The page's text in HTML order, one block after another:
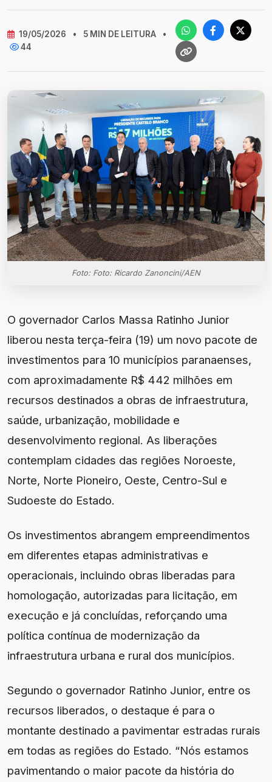
19/05/2026 • 5 MIN DE LEITURA
•
44
Foto: Foto: Ricardo Zanoncini/AEN
O governador Carlos Massa Ratinho Junior
liberou nesta terça-feira (19) um novo pacote de
investimentos para 10 municípios paranaenses,
com aproximadamente R$ 442 milhões em
recursos destinados a obras de infraestrutura,
saúde, urbanização, mobilidade e
desenvolvimento regional. As liberações
contemplam cidades das regiões Noroeste,
Norte, Norte Pioneiro, Oeste, Centro-Sul e
Sudoeste do Estado.
Os investimentos abrangem empreendimentos
em diferentes etapas administrativas e
operacionais, incluindo obras liberadas para
homologação, autorizadas para licitação, em
execução e já concluídas, reforçando uma
política contínua de modernização da
infraestrutura urbana e rural dos municípios.
Segundo o governador Ratinho Junior, entre os
recursos liberados, o destaque é para o
montante destinado a pavimentar estradas rurais
em todas as regiões do Estado. “Nós estamos
pavimentando o maior pacote da história do